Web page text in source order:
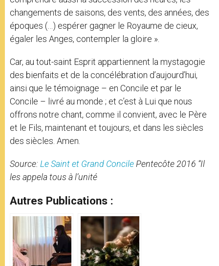
changements de saisons, des vents, des années, des
époques (…) espérer gagner le Royaume de cieux,
égaler les Anges, contempler la gloire ».
Car, au tout-saint Esprit appartiennent la mystagogie
des bienfaits et de la concélébration d’aujourd’hui,
ainsi que le témoignage – en Concile et par le
Concile – livré au monde ; et c’est à Lui que nous
offrons notre chant, comme il convient, avec le Père
et le Fils, maintenant et toujours, et dans les siècles
des siècles. Amen.
Source: Le Saint et Grand Concile Pentecôte 2016 “Il
les appela tous à l’unité
Autres Publications :